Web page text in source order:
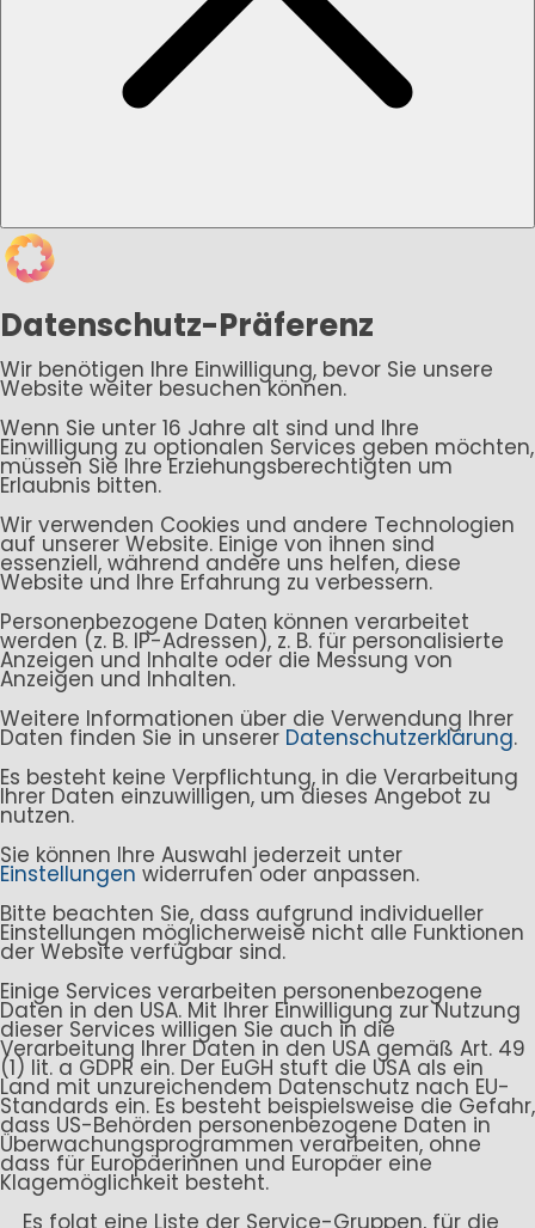
Datenschutz-Präferenz
Wir benötigen Ihre Einwilligung, bevor Sie unsere
Website weiter besuchen können.
Wenn Sie unter 16 Jahre alt sind und Ihre
Einwilligung zu optionalen Services geben möchten,
müssen Sie Ihre Erziehungsberechtigten um
Erlaubnis bitten.
Wir verwenden Cookies und andere Technologien
auf unserer Website. Einige von ihnen sind
essenziell, während andere uns helfen, diese
Website und Ihre Erfahrung zu verbessern.
Personenbezogene Daten können verarbeitet
werden (z. B. IP-Adressen), z. B. für personalisierte
Anzeigen und Inhalte oder die Messung von
Anzeigen und Inhalten.
Weitere Informationen über die Verwendung Ihrer
Daten finden Sie in unserer Datenschutzerklärung.
Es besteht keine Verpflichtung, in die Verarbeitung
Ihrer Daten einzuwilligen, um dieses Angebot zu
nutzen.
Sie können Ihre Auswahl jederzeit unter
Einstellungen widerrufen oder anpassen.
Bitte beachten Sie, dass aufgrund individueller
Einstellungen möglicherweise nicht alle Funktionen
der Website verfügbar sind.
Einige Services verarbeiten personenbezogene
Daten in den USA. Mit Ihrer Einwilligung zur Nutzung
dieser Services willigen Sie auch in die
Verarbeitung Ihrer Daten in den USA gemäß Art. 49
(1) lit. a GDPR ein. Der EuGH stuft die USA als ein
Land mit unzureichendem Datenschutz nach EU-
Standards ein. Es besteht beispielsweise die Gefahr,
dass US-Behörden personenbezogene Daten in
Überwachungsprogrammen verarbeiten, ohne
dass für Europäerinnen und Europäer eine
Klagemöglichkeit besteht.